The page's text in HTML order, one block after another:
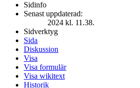
Sidinfo
Senast uppdaterad:
2024 kl. 11.38.
Sidverktyg
Sida
Diskussion
Visa
Visa formulär
Visa wikitext
Historik